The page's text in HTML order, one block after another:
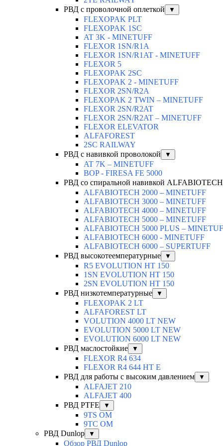
РВД с проволочной оплеткой
▼
FLEXOPAK PLT
FLEXOPAK 1SС
AT 3K - MINETUFF
FLEXOR 1SN/R1A
FLEXOR 1SN/R1AT - MINETUFF
FLEXOR 5
FLEXOPAK 2SС
FLEXOPAK 2 - MINETUFF
FLEXOR 2SN/R2A
FLEXOPAK 2 TWIN – MINETUFF
FLEXOR 2SN/R2AT
FLEXOR 2SN/R2AT – MINETUFF
FLEXOR ELEVATOR
ALFAFOREST
2SC RAILWAY
РВД с навивкой проволокой
▼
AT 7K – MINETUFF
BOP - FIRESA FE 5000
РВД со спиральной навивкой ALFABIOTECH
ALFABIOTECH 2000 – MINETUFF
ALFABIOTECH 3000 – MINETUFF
ALFABIOTECH 4000 – MINETUFF
ALFABIOTECH 5000 – MINETUFF
ALFABIOTECH 5000 PLUS –
ALFABIOTECH 6000 - MINETUFF
ALFABIOTECH 6000 – SUPERTUFF
РВД высокотеемпературные
▼
R5 EVOLUTION HT 150
1SN EVOLUTION HT 150
2SN EVOLUTION HT 150
РВД низкотемпературные
▼
FLEXOPAK 2 LT
ALFAFOREST LT
VOLUTION 4000 LT NEW
EVOLUTION 5000 LT NEW
EVOLUTION 6000 LT NEW
РВД маслостойкие
▼
FLEXOR R4 634
FLEXOR R4 644 HT E
РВД для работы с высоким давлением
▼
ALFAJET 210
ALFAJET 400
РВД PTFE
▼
9TS OM
9TC OM
РВД Dunlop
▼
Обзор РВД Dunlop